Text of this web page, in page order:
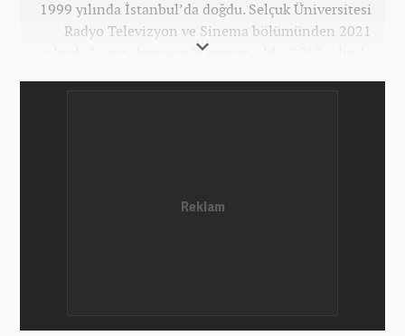
1999 yılında İstanbul’da doğdu. Selçuk Üniversitesi
Radyo Televizyon ve Sinema bölümünden 2021
yılında lisans derecesiyle mezun oldu. 2017 yılında
Kanal 7 Medya Grubu’na bağlı Haber7.com’da editör